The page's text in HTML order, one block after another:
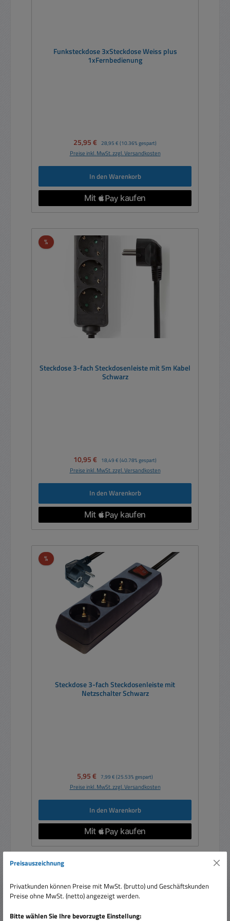
Funksteckdose 3xSteckdose Weiss plus
1xFernbedienung
Verkaufspreis:
25,95 € Regulärer Preis:
28,95 € (10.36% gespart)
Preise inkl. MwSt. zzgl. Versandkosten
In den Warenkorb
%Rabatt
Steckdose 3-fach Steckdosenleiste mit 5m Kabel
Schwarz
Verkaufspreis:
10,95 € Regulärer Preis:
18,49 € (40.78% gespart)
Preise inkl. MwSt. zzgl. Versandkosten
In den Warenkorb
%Rabatt
Steckdose 3-fach Steckdosenleiste mit
Netzschalter Schwarz
Verkaufspreis:
5,95 € Regulärer Preis:
7,99 € (25.53% gespart)
Preise inkl. MwSt. zzgl. Versandkosten
In den Warenkorb
Preisauszeichnung
Privatkunden können Preise mit MwSt. (brutto) und Geschäftskunden
Preise ohne MwSt. (netto) angezeigt werden.
Bitte wählen Sie Ihre bevorzugte Einstellung: